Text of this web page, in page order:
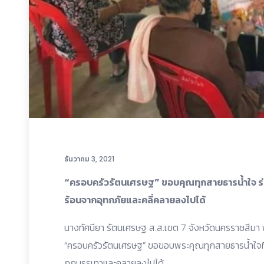
ธันวาคม 3, 2021
“ครอบครัวรัตนเศรษฐ” ขอบคุณทุกสายธารน้ำใจ ร่
ร้อนจากอุทกภัยและคลี่คลายลงไปได้
นางทัศนียา รัตนเศรษฐ ส.ส.เขต 7 จังหวัดนครราชสีม
“ครอบครัวรัตนเศรษฐ” ขอขอบพระคุณทุกสายธารน้ำใ